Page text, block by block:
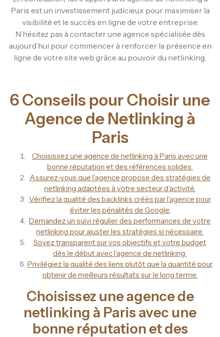
Paris est un investissement judicieux pour maximiser la
visibilité et le succès en ligne de votre entreprise.
N’hésitez pas à contacter une agence spécialisée dès
aujourd’hui pour commencer à renforcer la présence en
ligne de votre site web grâce au pouvoir du netlinking.
6 Conseils pour Choisir une
Agence de Netlinking à
Paris
Choisissez une agence de netlinking à Paris avec une
bonne réputation et des références solides.
Assurez-vous que l’agence propose des stratégies de
netlinking adaptées à votre secteur d’activité.
Vérifiez la qualité des backlinks créés par l’agence pour
éviter les pénalités de Google.
Demandez un suivi régulier des performances de votre
netlinking pour ajuster les stratégies si nécessaire.
Soyez transparent sur vos objectifs et votre budget
dès le début avec l’agence de netlinking.
Privilégiez la qualité des liens plutôt que la quantité pour
obtenir de meilleurs résultats sur le long terme.
Choisissez une agence de
netlinking à Paris avec une
bonne réputation et des